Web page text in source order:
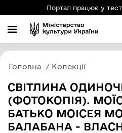
Портал працює у
Головна Колекції
СВІТЛИНА
(ФОТОКОПІЯ).
БАТЬКО МОІСЕЯ
БАЛАБАНА -